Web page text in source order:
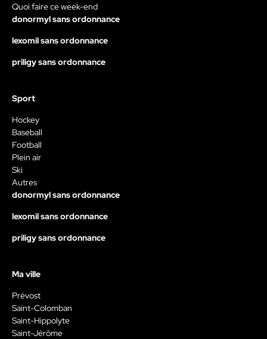
Quoi faire ce week-end
donormyl sans ordonnance
lexomil sans ordonnance
priligy sans ordonnance
Sport
Hockey
Baseball
Football
Plein air
Ski
Autres
donormyl sans ordonnance
lexomil sans ordonnance
priligy sans ordonnance
Ma ville
Prévost
Saint-Colomban
Saint-Hippolyte
Saint-Jérôme